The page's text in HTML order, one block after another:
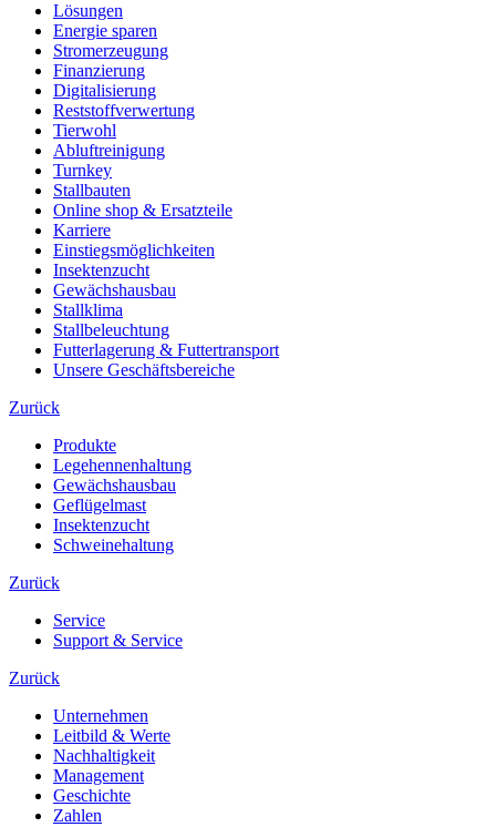
Lösungen
Energie sparen
Stromerzeugung
Finanzierung
Digitalisierung
Reststoffverwertung
Tierwohl
Abluftreinigung
Turnkey
Stallbauten
Online shop & Ersatzteile
Karriere
Einstiegsmöglichkeiten
Insektenzucht
Gewächshausbau
Stallklima
Stallbeleuchtung
Futterlagerung & Futtertransport
Unsere Geschäftsbereiche
Zurück
Produkte
Legehennenhaltung
Gewächshausbau
Geflügelmast
Insektenzucht
Schweinehaltung
Zurück
Service
Support & Service
Zurück
Unternehmen
Leitbild & Werte
Nachhaltigkeit
Management
Geschichte
Zahlen